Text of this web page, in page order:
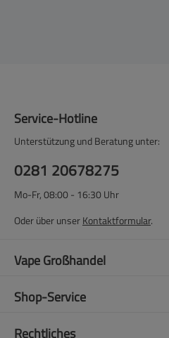
Service-Hotline
Unterstützung und Beratung unter:
0281 20678275
Mo-Fr, 08:00 - 16:30 Uhr
Oder über unserKontaktformular.
Vape Großhandel
Shop-Service
Rechtliches